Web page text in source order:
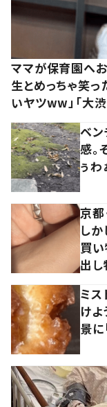
ママが保育園へ
生とめっちゃ笑っ
いヤツww」「大
ベ
感。
ぅわ
京
し
買い
出し
ミス
け
景に